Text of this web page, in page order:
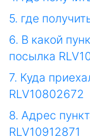
5. где
6. В какой
посылка
7. Куда
RLV10802672
8. Адрес
RLV10912871